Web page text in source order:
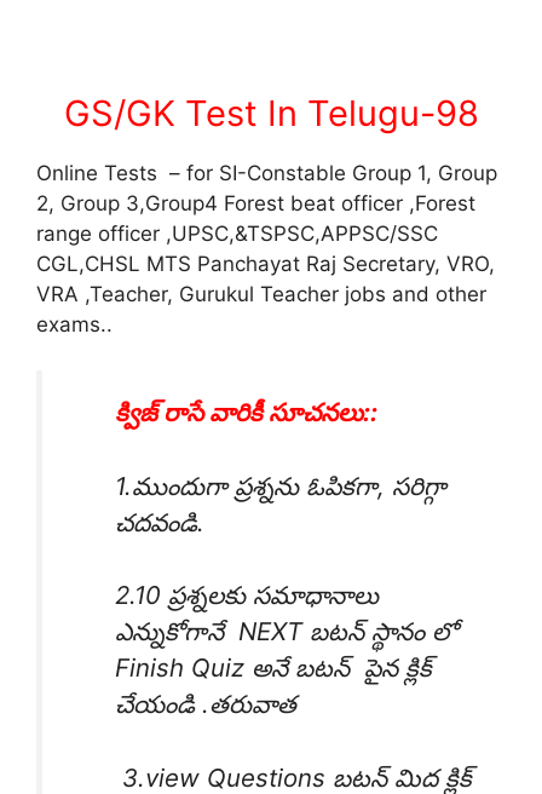
GS/GK Test In Telugu-98
Online Tests – for SI-Constable Group 1, Group
2, Group 3,Group4 Forest beat officer ,Forest
range officer ,UPSC,&TSPSC,APPSC/SSC
CGL,CHSL MTS Panchayat Raj Secretary, VRO,
VRA ,Teacher, Gurukul Teacher jobs and other
exams..
క్విజ్ రాసే వారికీ సూచనలు::
1.ముందుగా ప్రశ్నను ఓపికగా, సరిగ్గా
చదవండి.
2.10 ప్రశ్నలకు సమాధానాలు
ఎన్నుకోగానే NEXT బటన్ స్థానం లో
Finish Quiz అనే బటన్ పైన క్లిక్
చేయండి .తరువాత
3.view Questions బటన్ మిద క్లిక్